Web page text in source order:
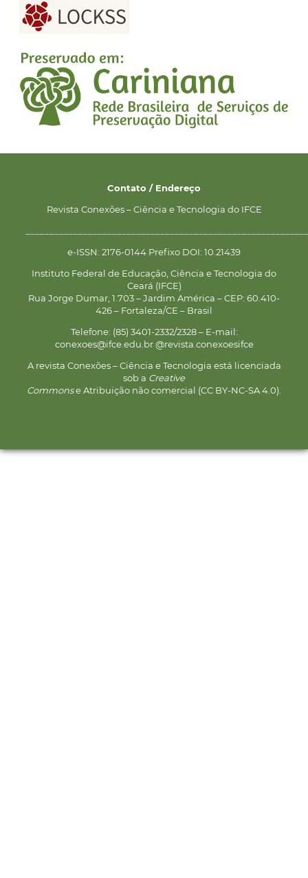
Contato / Endereço
Revista Conexões – Ciência e Tecnologia do IFCE
e-ISSN: 2176-0144 Prefixo DOI: 10.21439
Instituto Federal de Educação, Ciência e Tecnologia do
Ceará (IFCE)
Rua Jorge Dumar, 1.703 – Jardim América – CEP: 60.410-
426 – Fortaleza/CE – Brasil
Telefone: (85) 3401-2332/2328 – E-mail:
conexoes@ifce.edu.br @revista.conexoesifce
A revista Conexões – Ciência e Tecnologia está licenciada
sob a Creative
Commonse Atribuição não comercial (CC BY-NC-SA 4.0).